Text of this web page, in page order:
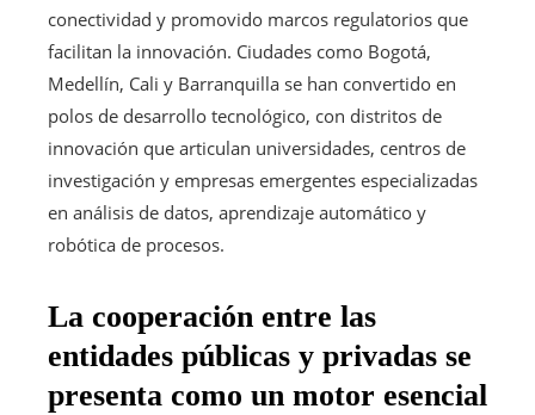
conectividad y promovido marcos regulatorios que
facilitan la innovación. Ciudades como Bogotá,
Medellín, Cali y Barranquilla se han convertido en
polos de desarrollo tecnológico, con distritos de
innovación que articulan universidades, centros de
investigación y empresas emergentes especializadas
en análisis de datos, aprendizaje automático y
robótica de procesos.
La cooperación entre las
entidades públicas y privadas se
presenta como un motor esencial